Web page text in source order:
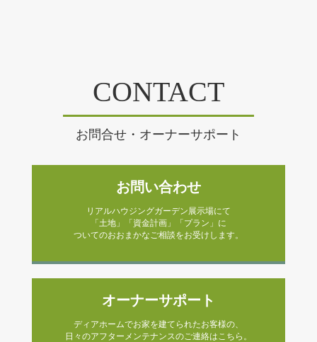
CONTACT
お問合せ・オーナーサポート
お問い合わせ
リアルハウジングガーデン展示場にて
「土地」「資金計画」「プラン」に
ついてのおおまかなご相談をお受けします。
オーナーサポート
ディアホームでお家を建てられたお客様の、
日々のアフターメンテナンスのご連絡はこちら。